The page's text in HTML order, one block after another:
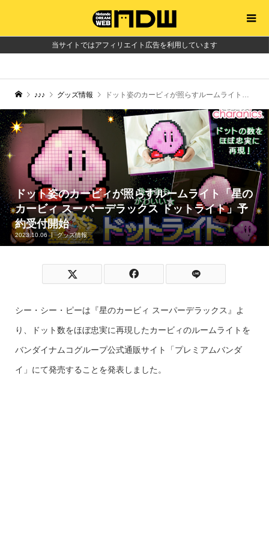
当サイトではアフィリエイト広告を利用しています
♪♪♪ グッズ情報 ドット姿のカービィが照らすルームライト「星のカービィ スーパーデラックス ドットライト」予約受付開始
ドット姿のカービィが照らすルームライト「星の
カービィ スーパーデラックス ドットライト」予
約受付開始
2023.10.06 グッズ情報
シー・シー・ピーは『星のカービィ スーパーデラックス』よ
り、ドット数をほぼ忠実に再現したカービィのルームライトを
バンダイナムコグループ公式通販サイト「プレミアムバンダ
イ」にて発売することを発表しました。